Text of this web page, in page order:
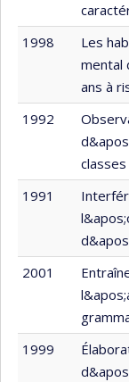
1998
Les
mental
ans à
1992
classes
1991
2001
1999